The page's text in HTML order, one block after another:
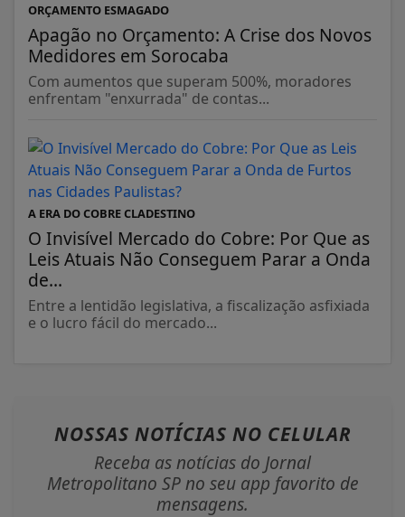
ORÇAMENTO ESMAGADO
Apagão no Orçamento: A Crise dos Novos
Medidores em Sorocaba
Com aumentos que superam 500%, moradores
enfrentam "enxurrada" de contas...
A ERA DO COBRE CLADESTINO
O Invisível Mercado do Cobre: Por Que as
Leis Atuais Não Conseguem Parar a Onda
de...
Entre a lentidão legislativa, a fiscalização asfixiada
e o lucro fácil do mercado...
NOSSAS NOTÍCIAS NO CELULAR
Receba as notícias do Jornal
Metropolitano SP no seu app favorito de
mensagens.